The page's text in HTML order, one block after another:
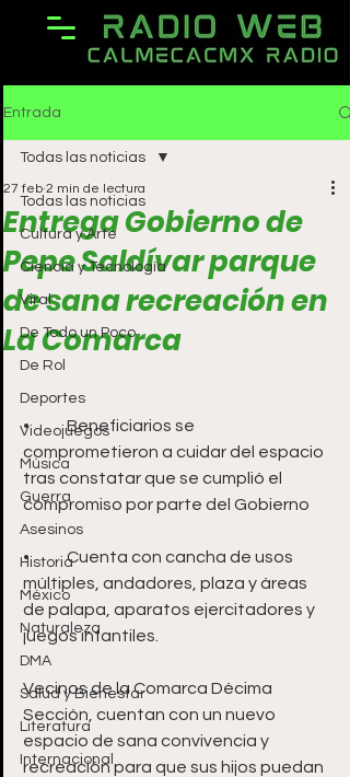
Entrada
Todas las noticias
Cultura y Arte
Ciencia y Tecnología
Viral
De Todo un Poco
De Rol
Deportes
Videojuegos
Música
Guerra
Asesinos
Historia
México
Naturaleza
DMA
Salud y Bienestar
Literatura
Internacional
Todas las noticias
Entrega Gobierno de
Pepe Saldívar parque
de sana recreación en
La Comarca
27 feb 2 min de lectura
•	Beneficiarios se
comprometieron a cuidar del espacio
tras constatar que se cumplió el
compromiso por parte del Gobierno
•	Cuenta con cancha de usos
múltiples, andadores, plaza y áreas
de palapa, aparatos ejercitadores y
juegos infantiles.
Vecinos de la Comarca Décima
Sección, cuentan con un nuevo
espacio de sana convivencia y
recreación para que sus hijos puedan